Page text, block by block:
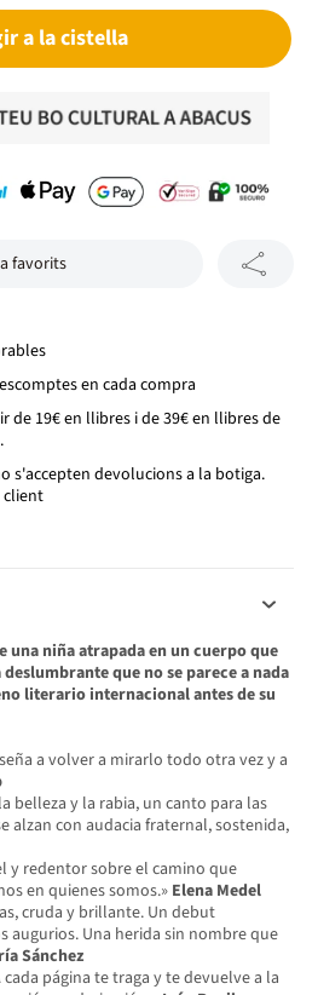
a la cistella
favorits
en cada compra
de 19€ en llibres i de 39€ en llibres de
s'accepten devolucions a la botiga.
client
una niña atrapada en un cuerpo que
que no se parece a nada
literario internacional antes de su
a volvera mirarlo todo otra vez y a
belleza y la rabia, un canto para las
alzan con audacia fraternal, sostenida,
y redentor sobreel camino que
en quienes somos.» Elena Medel
cruda y brillante. Un debut
augurios. Una herida sin nombreque
Sánchez
página tetraga y te devuelve a la